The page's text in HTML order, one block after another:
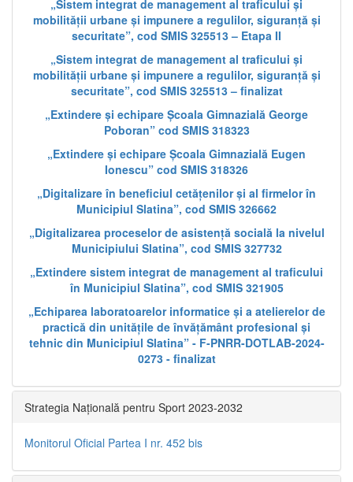
„Sistem integrat de management al traficului și
mobilității urbane și impunere a regulilor, siguranță și
securitate”, cod SMIS 325513 – Etapa II
„Sistem integrat de management al traficului și
mobilității urbane și impunere a regulilor, siguranță și
securitate”, cod SMIS 325513 – finalizat
„Extindere și echipare Școala Gimnazială George
Poboran” cod SMIS 318323
„Extindere și echipare Școala Gimnazială Eugen
Ionescu” cod SMIS 318326
„Digitalizare în beneficiul cetățenilor și al firmelor în
Municipiul Slatina”, cod SMIS 326662
„Digitalizarea proceselor de asistență socială la nivelul
Municipiului Slatina”, cod SMIS 327732
„Extindere sistem integrat de management al traficului
în Municipiul Slatina”, cod SMIS 321905
„Echiparea laboratoarelor informatice și a atelierelor de
practică din unitățile de învățământ profesional și
tehnic din Municipiul Slatina” - F-PNRR-DOTLAB-2024-
0273 - finalizat
Strategia Națională pentru Sport 2023-2032
Monitorul Oficial Partea I nr. 452 bis